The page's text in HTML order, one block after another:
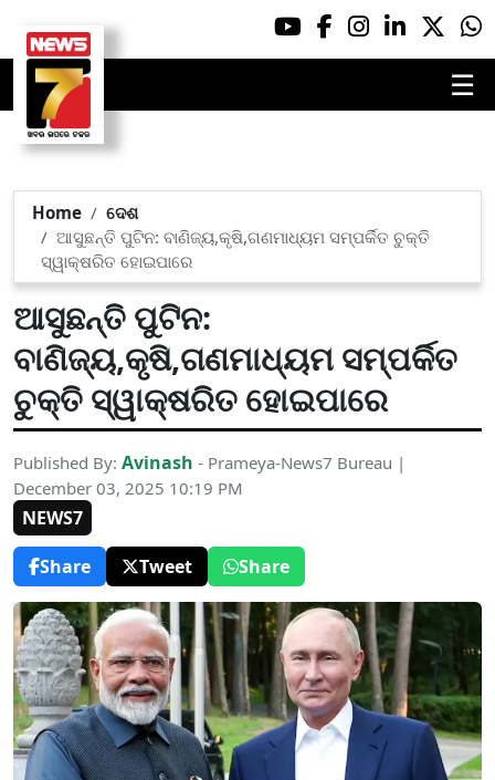
☰
Home
ଦେଶ
ଆସୁଛନ୍ତି ପୁଟିନ: ବାଣିଜ୍ୟ,କୃଷି,ଗଣମାଧ୍ୟମ ସମ୍ପର୍କିତ ଚୁକ୍ତି
ସ୍ୱାକ୍ଷରିତ ହୋଇପାରେ
ଆସୁଛନ୍ତି ପୁଟିନ:
ବାଣିଜ୍ୟ,କୃଷି,ଗଣମାଧ୍ୟମ ସମ୍ପର୍କିତ
ଚୁକ୍ତି ସ୍ୱାକ୍ଷରିତ ହୋଇପାରେ
Published By: Avinash - Prameya-News7 Bureau |
December 03, 2025 10:19 PM
NEWS7
Share
Tweet Share